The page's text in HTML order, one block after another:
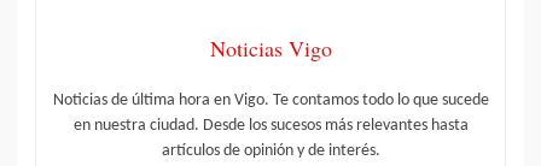
Noticias Vigo
Noticias de última hora en Vigo. Te contamos todo lo que sucede
en nuestra ciudad. Desde los sucesos más relevantes hasta
artículos de opinión y de interés.